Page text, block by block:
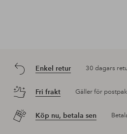
Enkel retur 30 dagars
Fri frakt Gäller för
Köp nu, betala sen